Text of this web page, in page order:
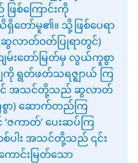
စ်ကြောင်းကို
ရှိတော်မူ၏။ သို့ဖြစ်ပေရာ
ာတ်ဝတ်ပြုရာတွင်)
မ်းတော်မြတ်မှ လွယ်ကူစွာ
ရွတ်ဖတ်သရဇ္ဈာယ် ကြ
ြင် အသင်တို့သည် ဆွလာတ်
စွာ) ဆောက်တည်ကြ
ဇကာတ်’ ပေးဆပ်ကြ
ပါး အသင်တို့သည် ၎င်း
ောင်းမြတ်သော